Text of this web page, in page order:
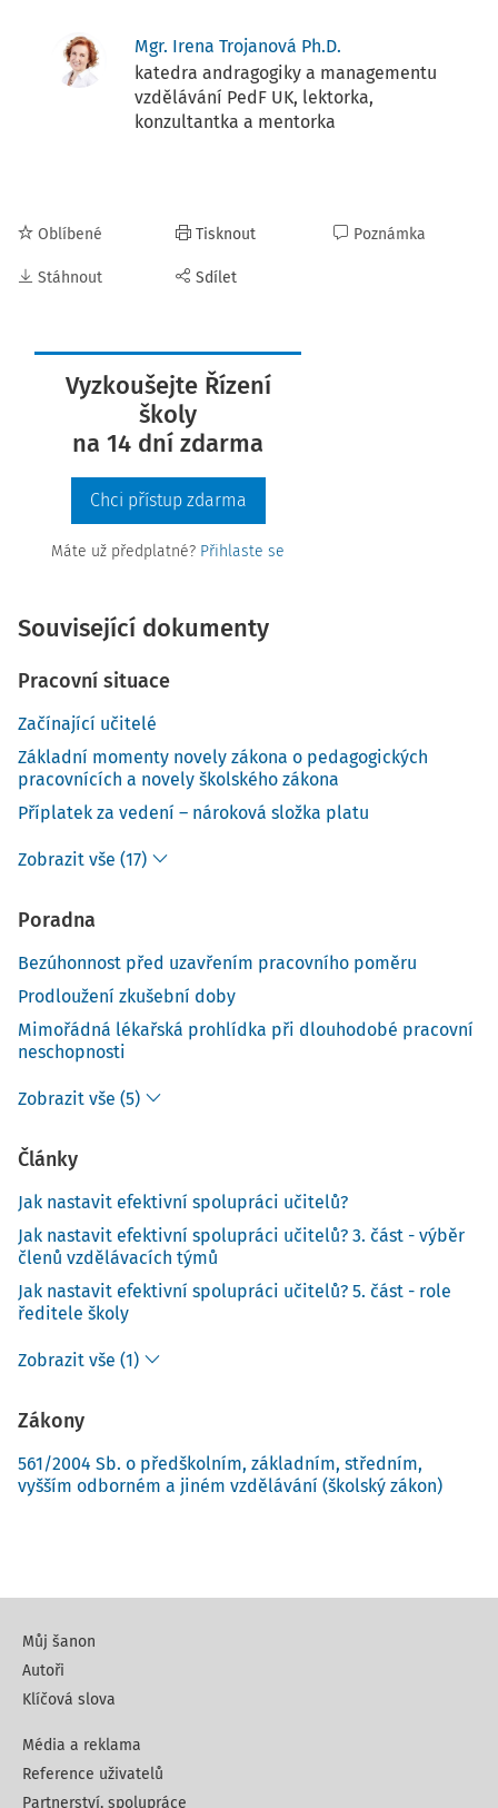
Mgr. Irena Trojanová Ph.D.
katedra andragogiky a managementu
vzdělávání PedF UK, lektorka,
konzultantka a mentorka
Oblíbené
Stáhnout
Tisknout
Sdílet
Poznámka
Vyzkoušejte Řízení
školy
na 14 dní zdarma
Chci přístup zdarma
Máte už předplatné? Přihlaste se
Související dokumenty
Pracovní situace
Začínající učitelé
Základní momenty novely zákona o pedagogických
pracovnících a novely školského zákona
Příplatek za vedení – nároková složka platu
Zobrazit vše (17)
Poradna
Bezúhonnost před uzavřením pracovního poměru
Prodloužení zkušební doby
Mimořádná lékařská prohlídka při dlouhodobé pracovní
neschopnosti
Zobrazit vše (5)
Články
Jak nastavit efektivní spolupráci učitelů?
Jak nastavit efektivní spolupráci učitelů? 3. část - výběr
členů vzdělávacích týmů
Jak nastavit efektivní spolupráci učitelů? 5. část - role
ředitele školy
Zobrazit vše (1)
Zákony
561/2004 Sb. o předškolním, základním, středním,
vyšším odborném a jiném vzdělávání (školský zákon)
Můj šanon
Autoři
Klíčová slova
Média a reklama
Reference uživatelů
Partnerství, spolupráce